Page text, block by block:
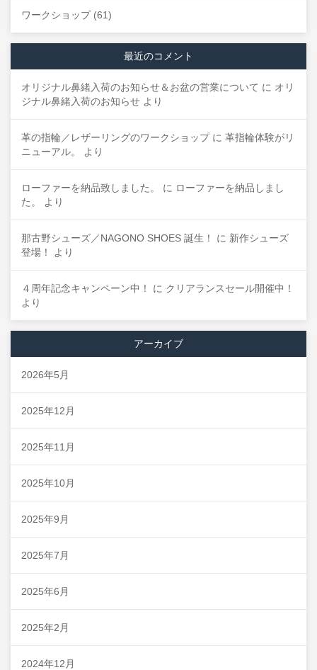
ワークショップ(61)
最近のコメント
オリジナル鼻緒入荷のお知らせ＆お盆の営業について に オリ
ジナル鼻緒入荷のお知らせ より
革の指輪／レザーリングのワークショップに 革指輪体験がリ
ニューアル。
より
ローファーを納品致しました。 に ローファーを納品しまし
た。
より
那古野シューズ／NAGONO SHOES 誕生！ に 新作シューズ
登場！
より
４周年記念キャンペーン中！ に クリアランスセール開催中！
より
アーカイブ
2026年5月
2025年12月
2025年11月
2025年10月
2025年9月
2025年7月
2025年6月
2025年2月
2024年12月